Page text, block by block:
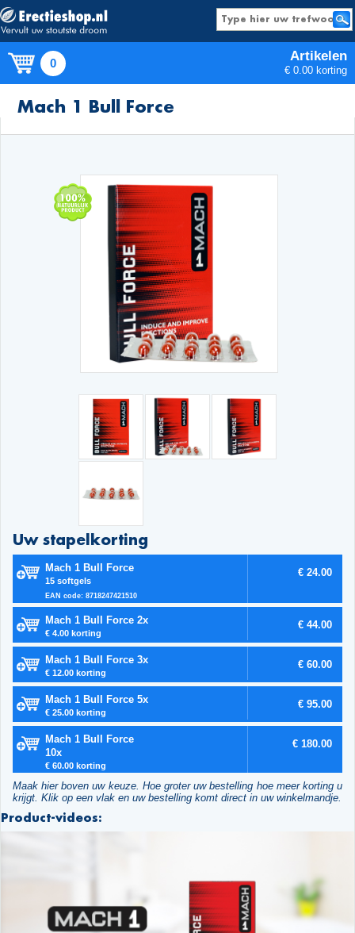
0 Artikelen
€ 0.00 korting
Mach 1 Bull Force
Uw stapelkorting
Mach 1 Bull Force
15 softgels
EAN code: 8718247421510
€ 24.00
Mach 1 Bull Force 2x
€ 4.00 korting
€ 44.00
Mach 1 Bull Force 3x
€ 12.00 korting
€ 60.00
Mach 1 Bull Force 5x
€ 25.00 korting
€ 95.00
Mach 1 Bull Force
10x
€ 60.00 korting
€ 180.00
Maak hier boven uw keuze. Hoe groter uw bestelling hoe meer korting u
krijgt. Klik op een vlak en uw bestelling komt direct in uw winkelmandje.
Product-videos: